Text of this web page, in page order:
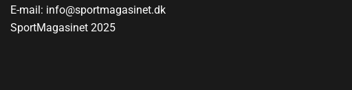
E-mail: info@sportmagasinet.dk
SportMagasinet 2025